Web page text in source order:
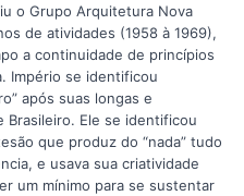
o Grupo Arquitetura Nova
de atividades (1958 à 1969),
a continuidade de princípios
Império se identificou
após suas longas e
Ele se identificou
que produz do “nada” tudo
e usava sua criatividade
um mínimo para se sustentar